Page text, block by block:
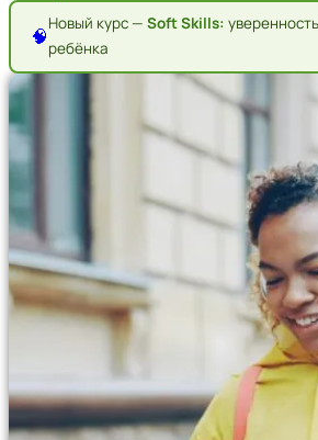
🧠
Новый курс — Soft Skills:
ребёнка